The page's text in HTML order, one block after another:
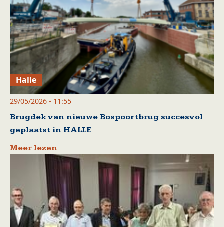
Halle
29/05/2026 - 11:55
Brugdek van nieuwe Bospoortbrug succesvol
geplaatst in HALLE
Meer lezen